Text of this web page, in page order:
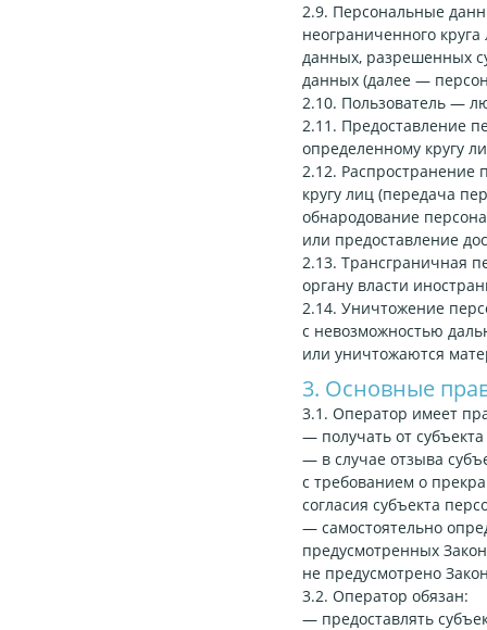
2.9. Персональные
неограниченного
данных, разрешенных
данных (далее —
2.10. Пользователь —
2.11. Предоставление
определенному кругу
2.12.
кругу лиц (передача
обнародование
или предоставление
2.13. Трансграничная
органу власти
2.14. Уничтожение
с невозможностью
или уничтожаются
3. Основные
3.1. Оператор имеет
— получать от
— в случае отзыва
с требованием о
согласия субъекта
— самостоятельно
предусмотренных
не предусмотрено
3.2. Оператор обязан:
— предоставлять